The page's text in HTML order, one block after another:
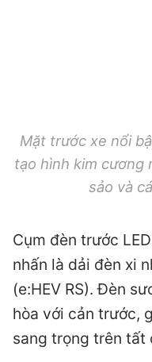
Mặt trước xe nổi
tạo hình kim cương
sảo và
Cụm đèn trước
nhấn là dải đèn xi
(e:HEV RS). Đèn
hòa với cản trước,
sang trọng trên tất